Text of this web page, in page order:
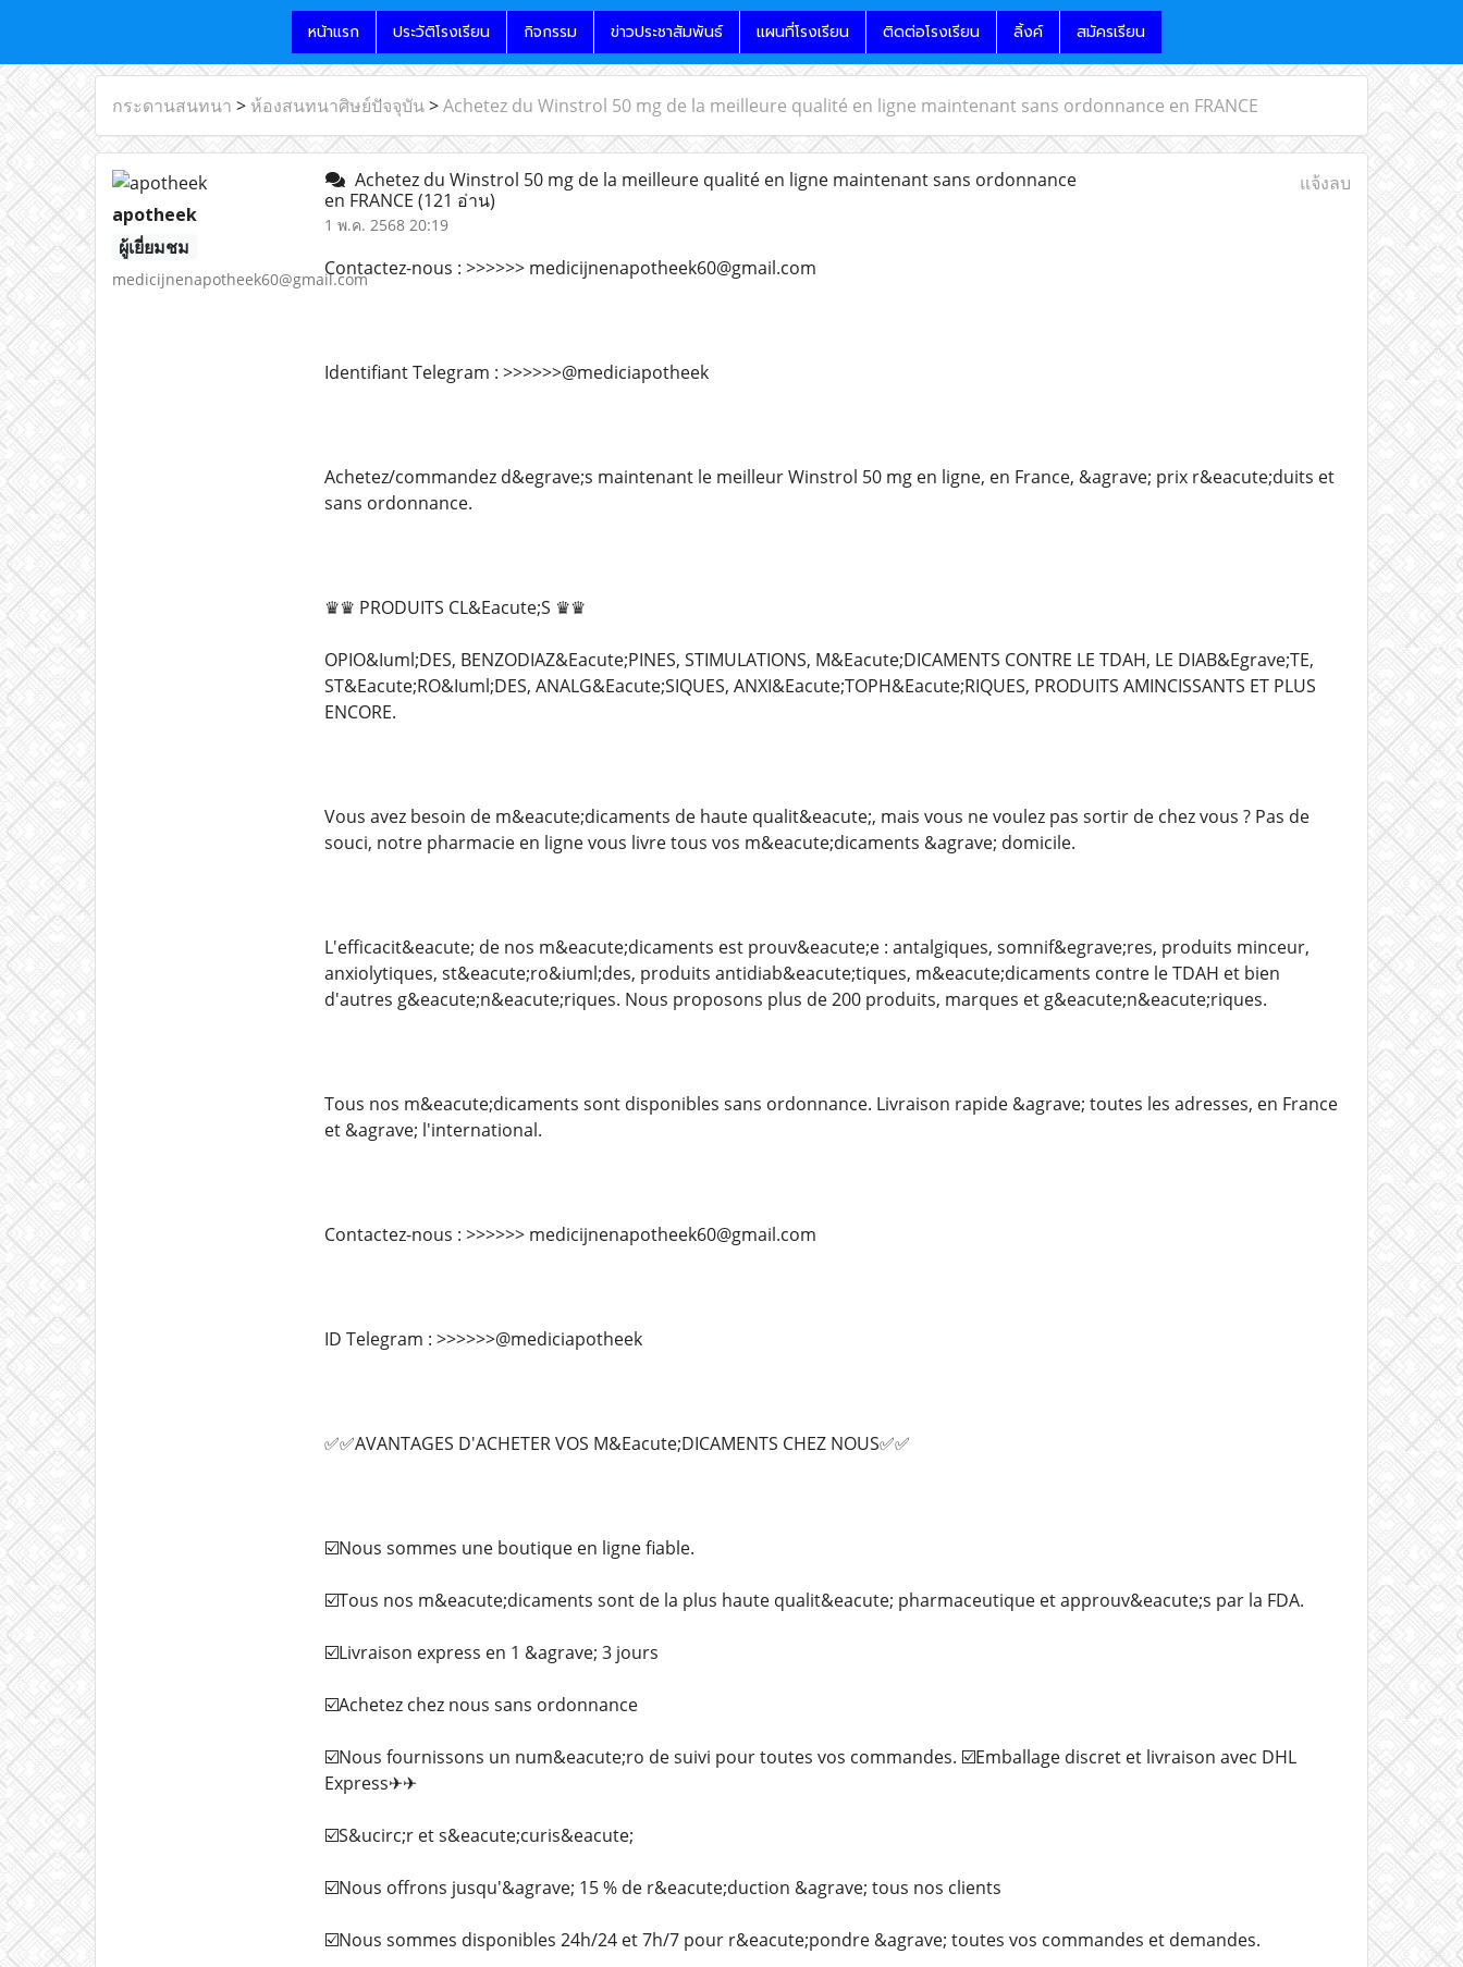
หน้าแรก ประวัติโรงเรียน กิจกรรม ข่าวประชาสัมพันธ์ แผนที่โรงเรียน ติดต่อโรงเรียน ลิ้งค์ สมัครเรียน
กระดานสนทนา > ห้องสนทนาศิษย์ปัจจุบัน>Achetez du Winstrol 50 mg de la meilleure qualité en ligne maintenant sans ordonnance en FRANCE
apotheek
ผู้เยี่ยมชม
medicijnenapotheek60@gmail.com
Achetez du Winstrol 50 mg de la meilleure qualité en ligne maintenant sans ordonnance
en FRANCE (121 อ่าน)
1 พ.ค. 2568 20:19
แจ้งลบ
Contactez-nous : >>>>>> medicijnenapotheek60@gmail.com
Identifiant Telegram : >>>>>>@mediciapotheek
Achetez/commandez d&egrave;s maintenant le meilleur Winstrol 50 mg en ligne, en France, &agrave; prix r&eacute;duits et
sans ordonnance.
♛♛ PRODUITS CL&Eacute;S ♛♛
OPIO&Iuml;DES, BENZODIAZ&Eacute;PINES, STIMULATIONS, M&Eacute;DICAMENTS CONTRE LE TDAH, LE DIAB&Egrave;TE,
ST&Eacute;RO&Iuml;DES, ANALG&Eacute;SIQUES, ANXI&Eacute;TOPH&Eacute;RIQUES, PRODUITS AMINCISSANTS ET PLUS
ENCORE.
Vous avez besoin de m&eacute;dicaments de haute qualit&eacute;, mais vous ne voulez pas sortir de chez vous ? Pas de
souci, notre pharmacie en ligne vous livre tous vos m&eacute;dicaments &agrave; domicile.
L'efficacit&eacute; de nos m&eacute;dicaments est prouv&eacute;e : antalgiques, somnif&egrave;res, produits minceur,
anxiolytiques, st&eacute;ro&iuml;des, produits antidiab&eacute;tiques, m&eacute;dicaments contre le TDAH et bien
d'autres g&eacute;n&eacute;riques. Nous proposons plus de 200 produits, marques et g&eacute;n&eacute;riques.
Tous nos m&eacute;dicaments sont disponibles sans ordonnance. Livraison rapide &agrave; toutes les adresses, en France
et &agrave; l'international.
Contactez-nous : >>>>>> medicijnenapotheek60@gmail.com
ID Telegram : >>>>>>@mediciapotheek
✅✅AVANTAGES D'ACHETER VOS M&Eacute;DICAMENTS CHEZ NOUS✅✅
☑️Nous sommes une boutique en ligne fiable.
☑️Tous nos m&eacute;dicaments sont de la plus haute qualit&eacute; pharmaceutique et approuv&eacute;s par la FDA.
☑️Livraison express en 1 &agrave; 3 jours
☑️Achetez chez nous sans ordonnance
☑️Nous fournissons un num&eacute;ro de suivi pour toutes vos commandes. ☑️Emballage discret et livraison avec DHL
Express✈✈
☑️S&ucirc;r et s&eacute;curis&eacute;
☑️Nous offrons jusqu'&agrave; 15 % de r&eacute;duction &agrave; tous nos clients
☑️Nous sommes disponibles 24h/24 et 7h/7 pour r&eacute;pondre &agrave; toutes vos commandes et demandes.